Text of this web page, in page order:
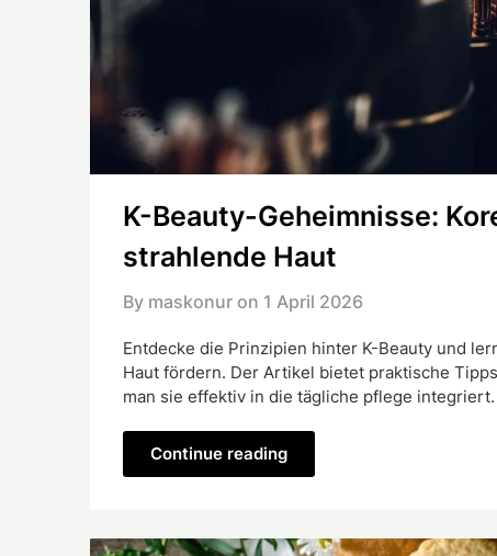
K-Beauty-Geheimnisse:
strahlende Haut
By maskonur on 1 April 2026
Entdecke die Prinzipien hinter K-Beauty und
Haut fördern. Der Artikel bietet praktische
man sie effektiv in die tägliche pflege integriert.
Continue reading